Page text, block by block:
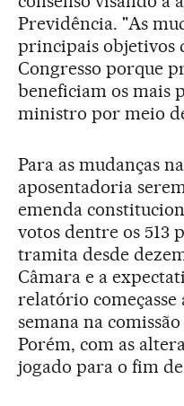
Previdência. "As
principais objetivos
Congresso porque
beneficiam os mais
ministro por meio
Para as mudanças
aposentadoria
emenda
votos dentre os 513
tramita desde
Câmara e a
relatório
semana na
Porém, com as
jogado para o fim